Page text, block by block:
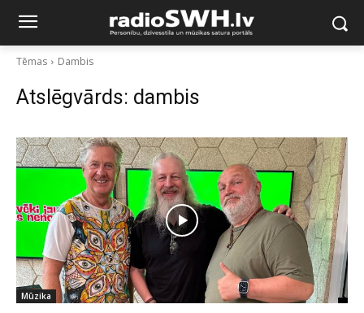
Tēmas Dambis
Atslēgvārds: dambis
Mūzika